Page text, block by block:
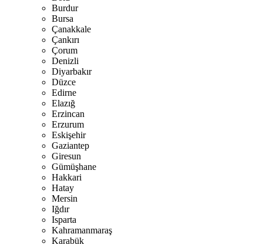
Burdur
Bursa
Çanakkale
Çankırı
Çorum
Denizli
Diyarbakır
Düzce
Edirne
Elazığ
Erzincan
Erzurum
Eskişehir
Gaziantep
Giresun
Gümüşhane
Hakkari
Hatay
Mersin
Iğdır
Isparta
Kahramanmaraş
Karabük